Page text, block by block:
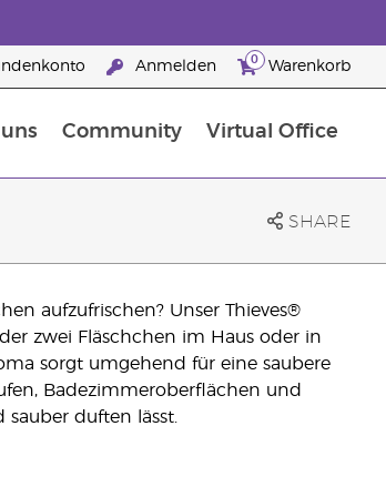
Anmelden 0 Warenkorb
Community Virtual Office
SHARE
aufzufrischen? Unser Thieves®
zwei Fläschchen im Haus oder in
sorgt umgehend für eine saubere
Badezimmeroberflächen und
duften lässt.